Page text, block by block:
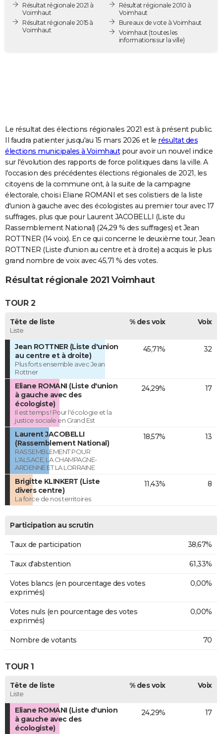
Destinations
City break
Voyage nature
Voyage de noces
Forum
PHOTO
GUIDES D'ACHAT
COPAINS D'AVANT
S'inscrire
Se connecter
Lycées
Collèges
Primaires
Universités
Entreprises
Service militaire
Avis de recherche
AVIS DE DÉCÈS
FORUM
Bricolage
Lifestyle
Culture
Sport
Auto
Television
Voyage
Cinema
Résultat régionale 2021 à
Voimhaut
Résultat régionale 2015 à
Voimhaut
Résultat régionale 2010 à
Voimhaut
Bureaux de vote à Voimhaut
Voimhaut (toutes les
informations sur la ville)
Le résultat des élections régionales 2021 est à présent public.
Il faudra patienter jusqu'au 15 mars 2026 et le résultat des
élections municipales à Voimhautpour avoir un nouvel indice
sur l'évolution des rapports de force politiques dans la ville. A
l'occasion des précédentes élections régionales de 2021, les
citoyens de la commune ont, à la suite de la campagne
électorale, choisi Eliane ROMANI et ses colistiers de la liste
d'union à gauche avec des écologistes au premier tour avec 17
suffrages, plus que pour Laurent JACOBELLI (Liste du
Rassemblement National) (24,29 % des suffrages) et Jean
ROTTNER (14 voix). En ce qui concerne le deuxième tour, Jean
ROTTNER (Liste d'union au centre et à droite) a acquis le plus
grand nombre de voix avec 45,71 % des votes.
Résultat régionale 2021 Voimhaut
TOUR 2
Tête de liste
Liste
% des voix Voix
Jean ROTTNER (Liste d'union
au centre et à droite)
Plus forts ensemble avec Jean
Rottner
45,71% 32
Eliane ROMANI (Liste d'union
à gauche avec des
écologiste)
Il est temps ! Pour l'écologie et la
justice sociale en Grand Est
24,29% 17
Laurent JACOBELLI
(Rassemblement National)
RASSEMBLEMENT POUR
L'ALSACE, LA CHAMPAGNE-
ARDENNE ET LA LORRAINE
18,57% 13
Brigitte KLINKERT (Liste
divers centre)
La force de nos territoires
11,43% 8
Participation au scrutin
Taux de participation 38,67%
Taux d'abstention 61,33%
Votes blancs (en pourcentage des votes
exprimés)
0,00%
Votes nuls (en pourcentage des votes
exprimés)
0,00%
Nombre de votants 70
TOUR 1
Tête de liste
Liste
% des voix Voix
Eliane ROMANI (Liste d'union
à gauche avec des
écologiste)
24,29% 17